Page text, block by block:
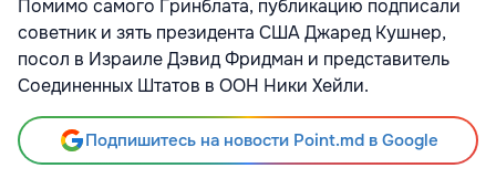
Помимо самого Гринблата, публикацию подписали
советник и зять президента США Джаред Кушнер,
посол в Израиле Дэвид Фридман и представитель
Соединенных Штатов в ООН Ники Хейли.
Подпишитесь на новости Point.md в Google